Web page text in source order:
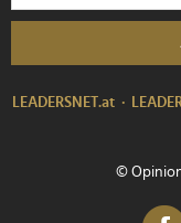
LEADERSNET.at
©